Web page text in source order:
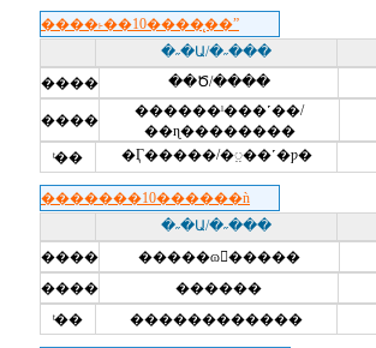
����˫��10����̨��ˮ
�˶�Ա/�˶���
����
��Ծ/����
����
������ˡ���˹��/
��ɳ��������
ͭ�� �Ӷ�����/�಼��˹�ƿ�
�������10������ǹ
�˶�Ա/�˶���
����
�����ɷ򡤱�����
����
������
ͭ��
������������